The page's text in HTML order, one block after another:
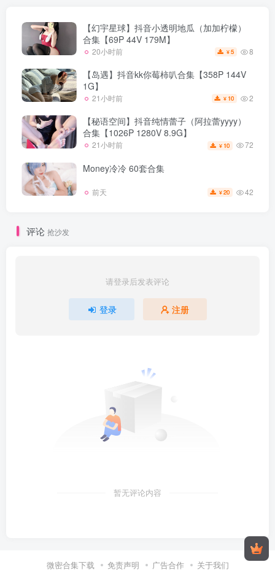
【幻宇星球】抖音小透明地瓜（加加柠檬）
合集【69P 44V 179M】
20小时前 ¥5 8
【岛遇】抖音kk你莓柿叭合集【358P 144V
1G】
21小时前 ¥ 10 2
【秘语空间】抖音纯情蕾子（阿拉蕾yyyy）
合集【1026P 1280V 8.9G】
21小时前 ¥ 10 72
Money冷冷 60套合集
前天 ¥20 42
评论 抢沙发
请登录后发表评论
登录 注册
暂无评论内容
微密合集下载 免责声明 广告合作 关于我们